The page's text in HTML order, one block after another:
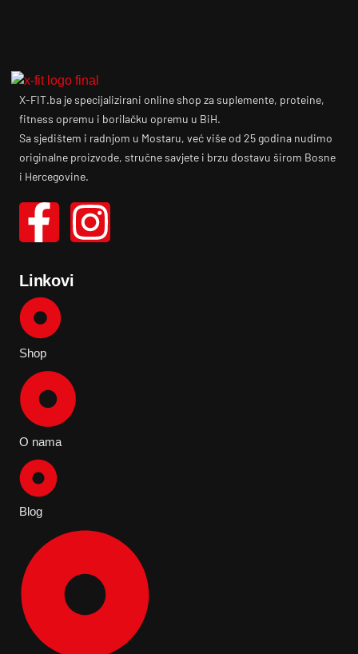
X-FIT.ba je specijalizirani online shop za suplemente, proteine,
fitness opremu i borilačku opremu u BiH.
Sa sjedištem i radnjom u Mostaru, već više od 25 godina nudimo
originalne proizvode, stručne savjete i brzu dostavu širom Bosne
i Hercegovine.
Linkovi
Shop
O nama
Blog